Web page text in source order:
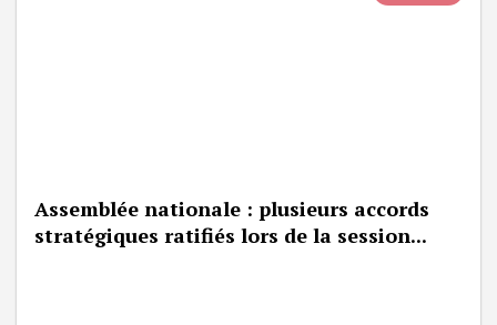
Assemblée nationale : plusieurs accords
stratégiques ratifiés lors de la session...